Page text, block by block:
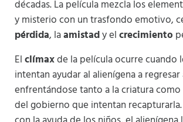
décadas. La película mezcla los
y misterio con un trasfondo emotivo,
pérdida, laamistady elcrecimiento
Elclímaxde la película ocurre cuando
intentan ayudar al alienígena a regresar
enfrentándose tanto a la criatura como
del gobierno que intentan